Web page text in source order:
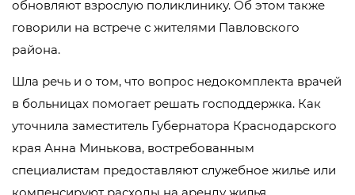
обновляют взрослую поликлинику. Об этом также
говорили на встрече с жителями Павловского
района.
Шла речь и о том, что вопрос недокомплекта врачей
в больницах помогает решать господдержка. Как
уточнила заместитель Губернатора Краснодарского
края Анна Минькова, востребованным
специалистам предоставляют служебное жилье или